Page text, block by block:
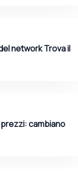
network Trova il
cambiano